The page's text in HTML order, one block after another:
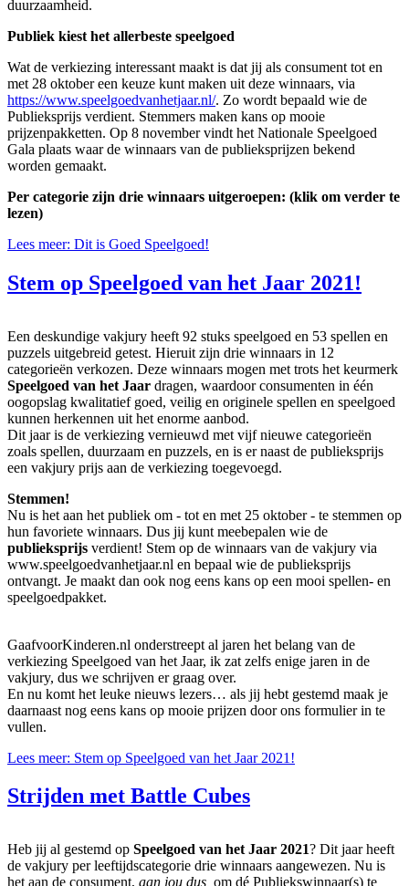
duurzaamheid.
Publiek kiest het allerbeste speelgoed
Wat de verkiezing interessant maakt is dat jij als consument tot en
met 28 oktober een keuze kunt maken uit deze winnaars, via
https://www.speelgoedvanhetjaar.nl/. Zo wordt bepaald wie de
Publieksprijs verdient. Stemmers maken kans op mooie
prijzenpakketten. Op 8 november vindt het Nationale Speelgoed
Gala plaats waar de winnaars van de publieksprijzen bekend
worden gemaakt.
Per categorie zijn drie winnaars uitgeroepen: (klik om verder te
lezen)
Lees meer: Dit is Goed Speelgoed!
Stem op Speelgoed van het Jaar 2021!
Een deskundige vakjury heeft 92 stuks speelgoed en 53 spellen en
puzzels uitgebreid getest. Hieruit zijn drie winnaars in 12
categorieën verkozen. Deze winnaars mogen met trots het keurmerk
Speelgoed van het Jaar dragen, waardoor consumenten in één
oogopslag kwalitatief goed, veilig en originele spellen en speelgoed
kunnen herkennen uit het enorme aanbod.
Dit jaar is de verkiezing vernieuwd met vijf nieuwe categorieën
zoals spellen, duurzaam en puzzels, en is er naast de publieksprijs
een vakjury prijs aan de verkiezing toegevoegd.
Stemmen!
Nu is het aan het publiek om - tot en met 25 oktober - te stemmen op
hun favoriete winnaars. Dus jij kunt meebepalen wie de
publieksprijs verdient! Stem op de winnaars van de vakjury via
www.speelgoedvanhetjaar.nl en bepaal wie de publieksprijs
ontvangt. Je maakt dan ook nog eens kans op een mooi spellen- en
speelgoedpakket.
GaafvoorKinderen.nl onderstreept al jaren het belang van de
verkiezing Speelgoed van het Jaar, ik zat zelfs enige jaren in de
vakjury, dus we schrijven er graag over.
En nu komt het leuke nieuws lezers… als jij hebt gestemd maak je
daarnaast nog eens kans op mooie prijzen door ons formulier in te
vullen.
Lees meer: Stem op Speelgoed van het Jaar 2021!
Strijden met Battle Cubes
Heb jij al gestemd op Speelgoed van het Jaar 2021? Dit jaar heeft
de vakjury per leeftijdscategorie drie winnaars aangewezen. Nu is
het aan de consument, aan jou dus, om dé Publiekswinnaar(s) te